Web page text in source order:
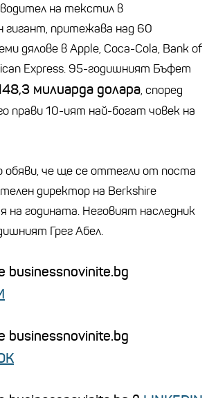
на текстил в
гигант, притежава над 60
дялове в Apple, Coca-Cola, Bank of
Express. 95-годишният Бъфет
милиарда долара, според
прави 10-ият най-богат човек на
обяви, че ще се оттегли от поста
директор на Berkshire
на годината. Неговият наследник
Грег Абел.
businessnovinite.bg
businessnovinite.bg